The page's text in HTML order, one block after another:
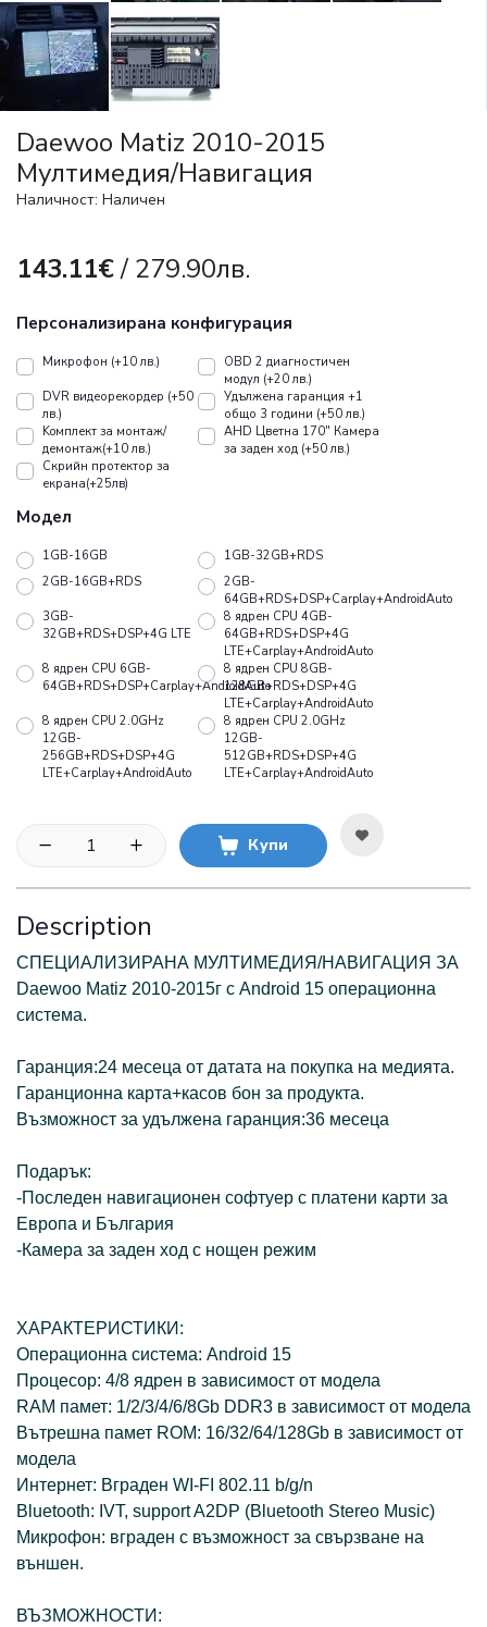
Daewoo Matiz 2010-2015
Mултимедия/Навигация
Наличност: Наличен
143.11€/ 279.90лв.
Персонализирана конфигурация
Микрофон (+10 лв.)
OBD 2 диагностичен
модул (+20 лв.)
DVR видеорекордер (+50
лв.)
Удължена гаранция +1
общо 3 години (+50 лв.)
Koмплект за монтаж/
демонтаж(+10 лв.)
AHD Цветна 170" Камера
за заден ход (+50 лв.)
Скрийн протектор за
екрана(+25лв)
Модел
1GB-16GB
1GB-32GB+RDS
2GB-16GB+RDS
2GB-
64GB+RDS+DSP+Carplay+AndroidAuto
3GB-
32GB+RDS+DSP+4G LTE
8 ядрен CPU 4GB-
64GB+RDS+DSP+4G
LTE+Carplay+AndroidAuto
8 ядрен CPU 6GB-
64GB+RDS+DSP+Carplay+AndroidAuto
8 ядрен CPU 8GB-
128GB+RDS+DSP+4G
LTE+Carplay+AndroidAuto
8 ядрен CPU 2.0GHz
12GB-
256GB+RDS+DSP+4G
LTE+Carplay+AndroidAuto
8 ядрен CPU 2.0GHz
12GB-
512GB+RDS+DSP+4G
LTE+Carplay+AndroidAuto
Купи
Description
СПЕЦИАЛИЗИРАНА МУЛТИМЕДИЯ/НАВИГАЦИЯ ЗА
Daewoo Matiz 2010-2015г с Android 15 операционна
системa.
Гаранция:24 месеца от датата на покупка на медията.
Гаранционна карта+касов бон за продукта.
Възможност за удължена гаранция:36 месеца
Подарък:
-Последен навигационен софтуер с платени карти за
Европа и България
-Камера за заден ход с нощен режим
ХАРАКТЕРИСТИКИ:
Операционна система: Android 15
Процесор: 4/8 ядрен в зависимост от модела
RAM памет: 1/2/3/4/6/8Gb DDR3 в зависимост от модела
Вътрешна памет ROM: 16/32/64/128Gb в зависимост от
модела
Интернет: Вграден WI-FI 802.11 b/g/n
Bluetooth: IVT, support A2DP (Bluetooth Stereo Music)
Микрофон: вграден с възможност за свързване на
външен.
ВЪЗМОЖНОСТИ: